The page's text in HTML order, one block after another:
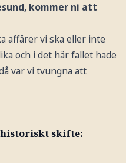
kommer ni att
affärer vi ska eller inte
och i det här fallet hade
var vi tvungna att
skifte: